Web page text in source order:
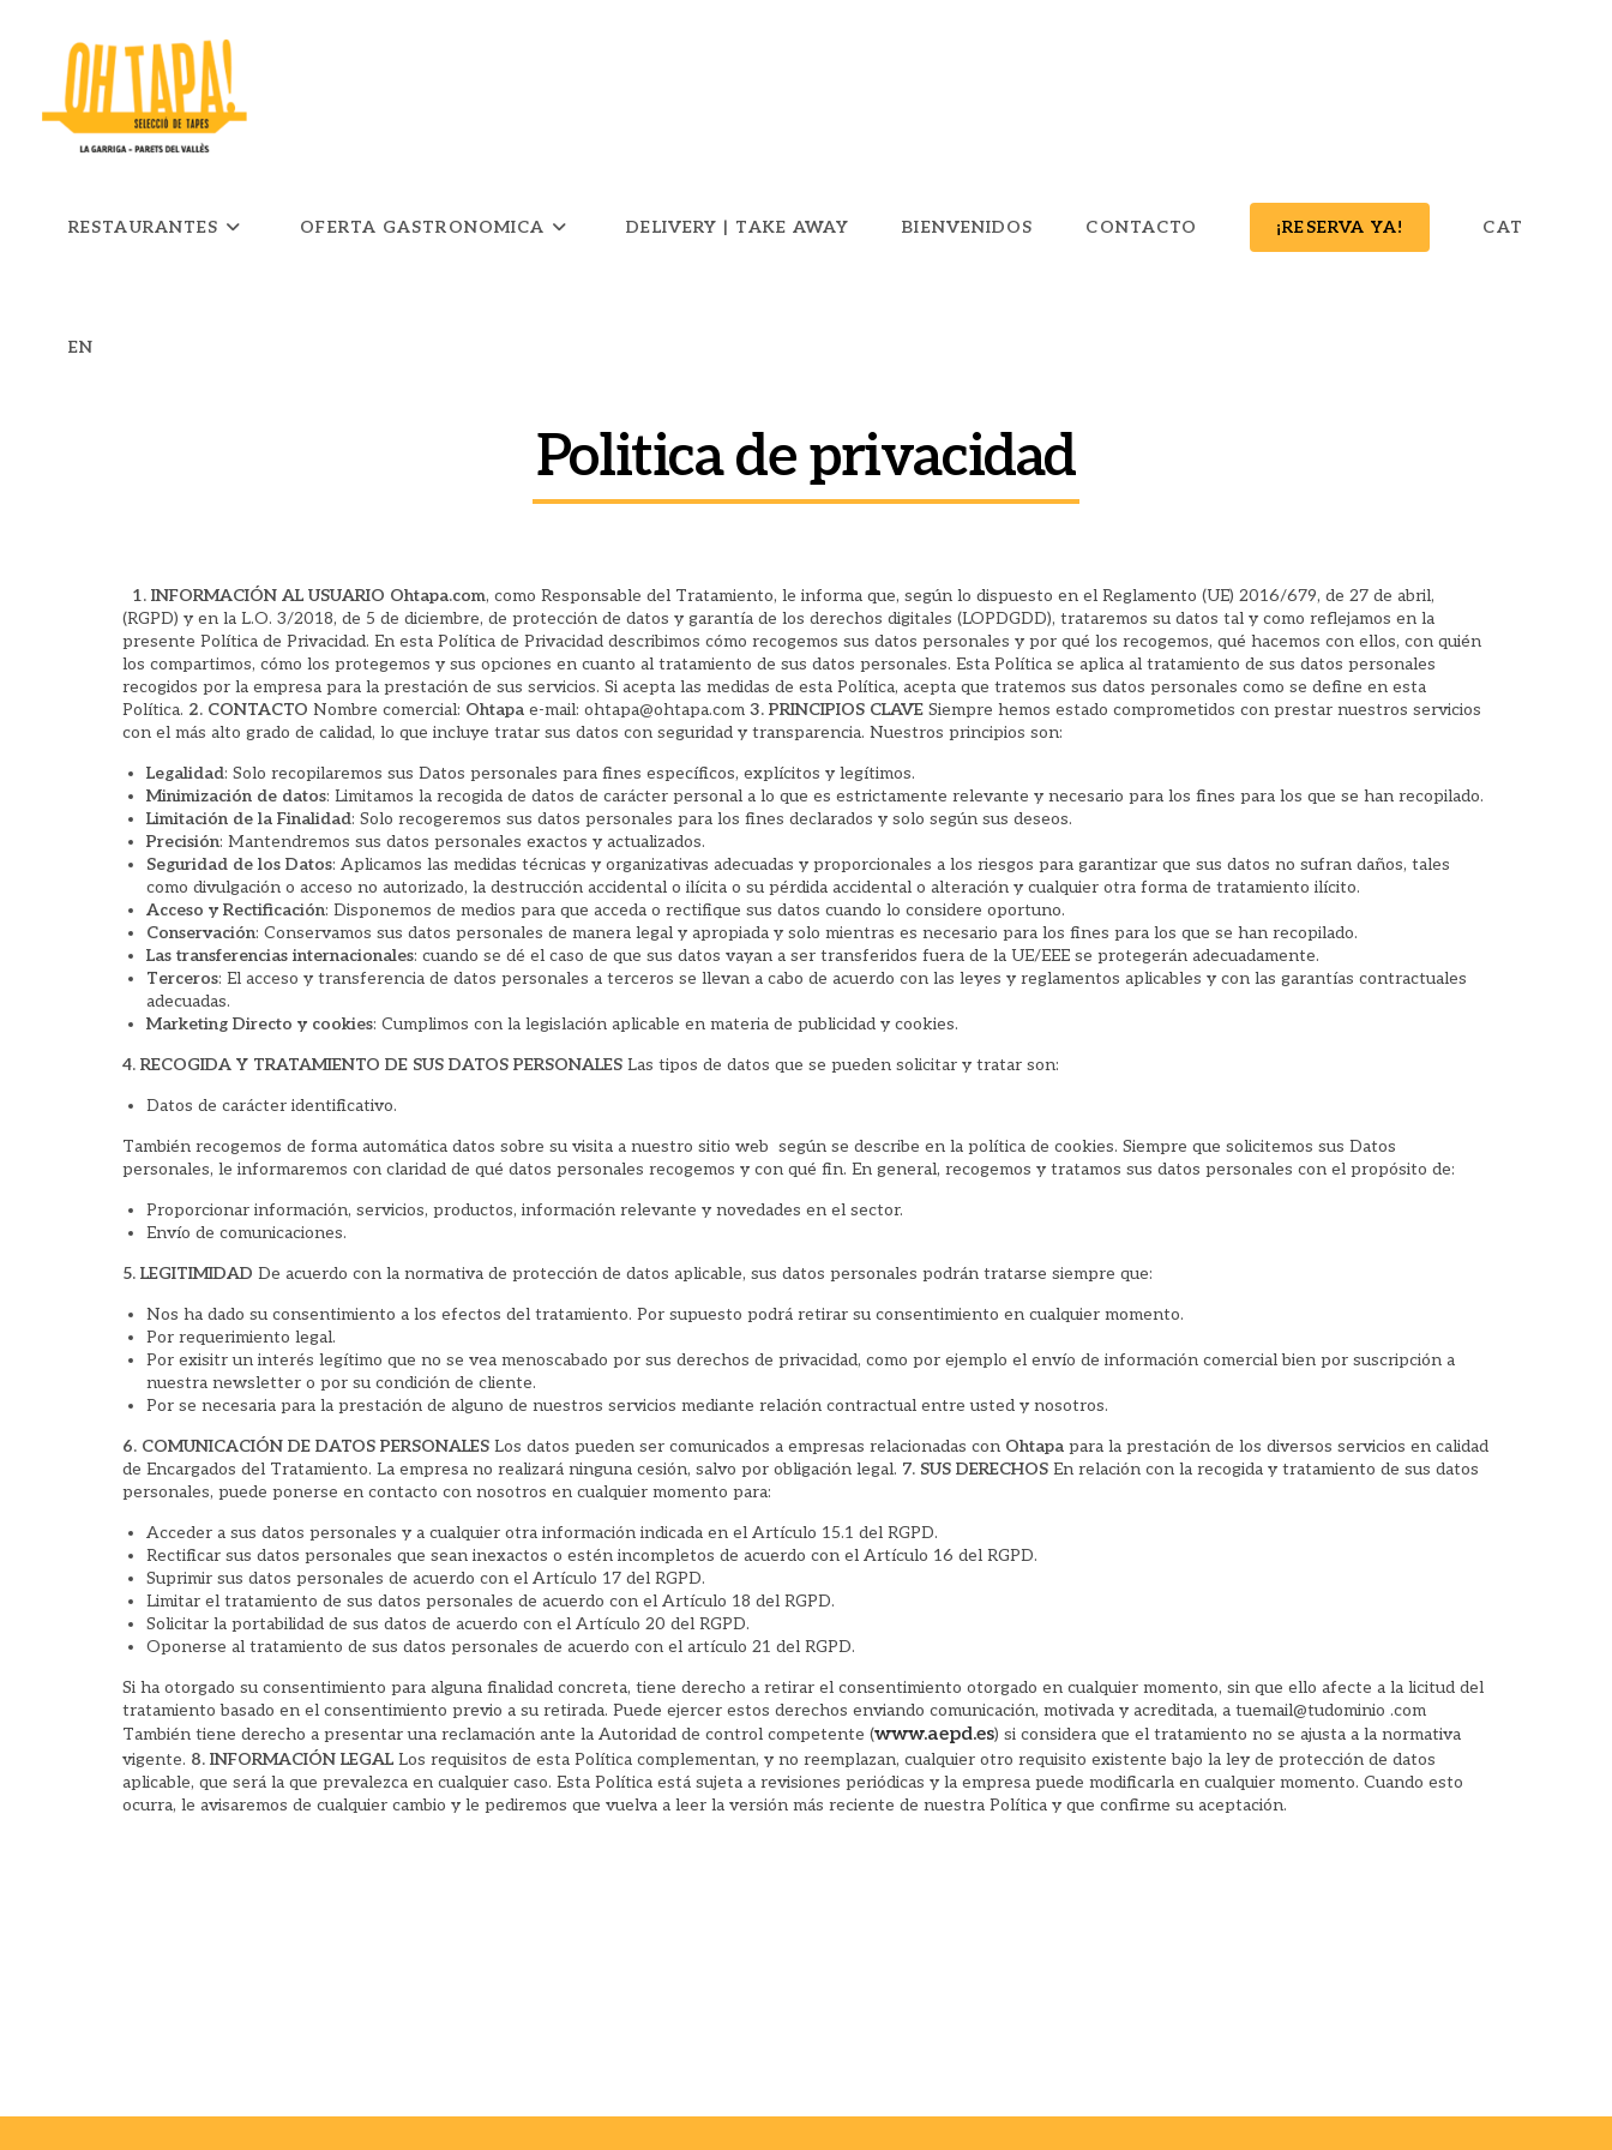
RESTAURANTES OFERTA GASTRONOMICA DELIVERY | TAKE AWAY BIENVENIDOS CONTACTO ¡RESERVA YA! CAT
EN
Politica de privacidad
1. INFORMACIÓN AL USUARIO Ohtapa.com, como Responsable del Tratamiento, le informa que, según lo dispuesto en el Reglamento (UE) 2016/679, de 27 de abril,
(RGPD) y en la L.O. 3/2018, de 5 de diciembre, de protección de datos y garantía de los derechos digitales (LOPDGDD), trataremos su datos tal y como reflejamos en la
presente Política de Privacidad. En esta Política de Privacidad describimos cómo recogemos sus datos personales y por qué los recogemos, qué hacemos con ellos, con quién
los compartimos, cómo los protegemos y sus opciones en cuanto al tratamiento de sus datos personales. Esta Política se aplica al tratamiento de sus datos personales
recogidos por la empresa para la prestación de sus servicios. Si acepta las medidas de esta Política, acepta que tratemos sus datos personales como se define en esta
Política. 2. CONTACTO Nombre comercial: Ohtapa e-mail: ohtapa@ohtapa.com 3. PRINCIPIOS CLAVE Siempre hemos estado comprometidos con prestar nuestros servicios
con el más alto grado de calidad, lo que incluye tratar sus datos con seguridad y transparencia. Nuestros principios son:
Legalidad: Solo recopilaremos sus Datos personales para fines específicos, explícitos y legítimos.
Minimización de datos: Limitamos la recogida de datos de carácter personal a lo que es estrictamente relevante y necesario para los fines para los que se han recopilado.
Limitación de la Finalidad: Solo recogeremos sus datos personales para los fines declarados y solo según sus deseos.
Precisión: Mantendremos sus datos personales exactos y actualizados.
Seguridad de los Datos: Aplicamos las medidas técnicas y organizativas adecuadas y proporcionales a los riesgos para garantizar que sus datos no sufran daños, tales
como divulgación o acceso no autorizado, la destrucción accidental o ilícita o su pérdida accidental o alteración y cualquier otra forma de tratamiento ilícito.
Acceso y Rectificación: Disponemos de medios para que acceda o rectifique sus datos cuando lo considere oportuno.
Conservación: Conservamos sus datos personales de manera legal y apropiada y solo mientras es necesario para los fines para los que se han recopilado.
Las transferencias internacionales: cuando se dé el caso de que sus datos vayan a ser transferidos fuera de la UE/EEE se protegerán adecuadamente.
Terceros: El acceso y transferencia de datos personales a terceros se llevan a cabo de acuerdo con las leyes y reglamentos aplicables y con las garantías contractuales
adecuadas.
Marketing Directo y cookies: Cumplimos con la legislación aplicable en materia de publicidad y cookies.
4. RECOGIDA Y TRATAMIENTO DE SUS DATOS PERSONALES Las tipos de datos que se pueden solicitar y tratar son:
Datos de carácter identificativo.
También recogemos de forma automática datos sobre su visita a nuestro sitio web según se describe en la política de cookies. Siempre que solicitemos sus Datos
personales, le informaremos con claridad de qué datos personales recogemos y con qué fin. En general, recogemos y tratamos sus datos personales con el propósito de:
Proporcionar información, servicios, productos, información relevante y novedades en el sector.
Envío de comunicaciones.
5. LEGITIMIDAD De acuerdo con la normativa de protección de datos aplicable, sus datos personales podrán tratarse siempre que:
Nos ha dado su consentimiento a los efectos del tratamiento. Por supuesto podrá retirar su consentimiento en cualquier momento.
Por requerimiento legal.
Por exisitr un interés legítimo que no se vea menoscabado por sus derechos de privacidad, como por ejemplo el envío de información comercial bien por suscripción a
nuestra newsletter o por su condición de cliente.
Por se necesaria para la prestación de alguno de nuestros servicios mediante relación contractual entre usted y nosotros.
6. COMUNICACIÓN DE DATOS PERSONALES Los datos pueden ser comunicados a empresas relacionadas con Ohtapa para la prestación de los diversos servicios en calidad
de Encargados del Tratamiento. La empresa no realizará ninguna cesión, salvo por obligación legal. 7. SUS DERECHOS En relación con la recogida y tratamiento de sus datos
personales, puede ponerse en contacto con nosotros en cualquier momento para:
Acceder a sus datos personales y a cualquier otra información indicada en el Artículo 15.1 del RGPD.
Rectificar sus datos personales que sean inexactos o estén incompletos de acuerdo con el Artículo 16 del RGPD.
Suprimir sus datos personales de acuerdo con el Artículo 17 del RGPD.
Limitar el tratamiento de sus datos personales de acuerdo con el Artículo 18 del RGPD.
Solicitar la portabilidad de sus datos de acuerdo con el Artículo 20 del RGPD.
Oponerse al tratamiento de sus datos personales de acuerdo con el artículo 21 del RGPD.
Si ha otorgado su consentimiento para alguna finalidad concreta, tiene derecho a retirar el consentimiento otorgado en cualquier momento, sin que ello afecte a la licitud del
tratamiento basado en el consentimiento previo a su retirada. Puede ejercer estos derechos enviando comunicación, motivada y acreditada, a tuemail@tudominio .com
También tiene derecho a presentar una reclamación ante la Autoridad de control competente (www.aepd.es) si considera que el tratamiento no se ajusta a la normativa
vigente. 8. INFORMACIÓN LEGAL Los requisitos de esta Política complementan, y no reemplazan, cualquier otro requisito existente bajo la ley de protección de datos
aplicable, que será la que prevalezca en cualquier caso. Esta Política está sujeta a revisiones periódicas y la empresa puede modificarla en cualquier momento. Cuando esto
ocurra, le avisaremos de cualquier cambio y le pediremos que vuelva a leer la versión más reciente de nuestra Política y que confirme su aceptación.